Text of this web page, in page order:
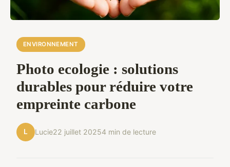
ENVIRONNEMENT
Photo ecologie : solutions
durables pour réduire votre
empreinte carbone
L Lucie22 juillet 20254 min de lecture